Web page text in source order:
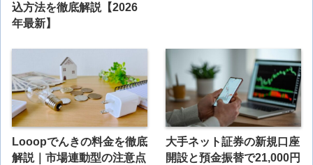
込方法を徹底解説【2026
年最新】
Looopでんきの料金を徹底
解説｜市場連動型の注意点
大手ネット証券の新規口座
開設と預金振替で21,000円